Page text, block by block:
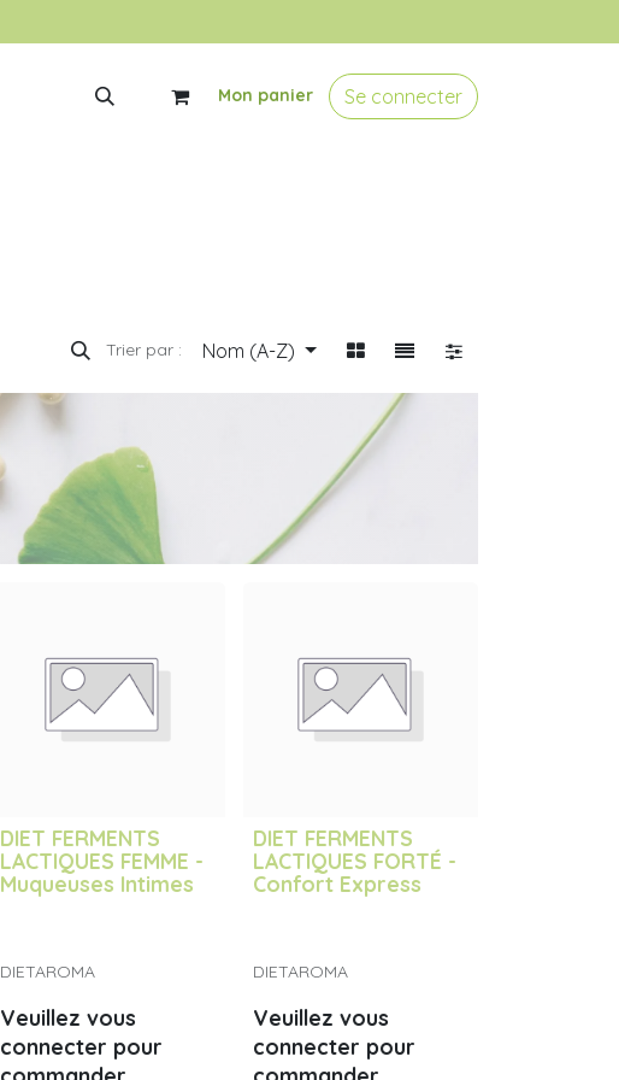
Mon panier Se connecter
Trier par : Nom (A-Z)
DIET FERMENTS
LACTIQUES FEMME -
Muqueuses Intimes
DIETAROMA
Veuillez vous
connecter pour
DIET FERMENTS
LACTIQUES FORTÉ -
Confort Express
DIETAROMA
Veuillez vous
connecter pour